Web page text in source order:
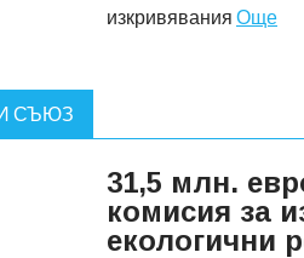
изкривявания Още
СЪЮЗ
31,5 млн.
комисия за
екологични